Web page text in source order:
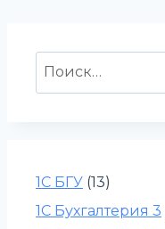
Найти:
1С БГУ (13)
1С Бухгалтерия 3